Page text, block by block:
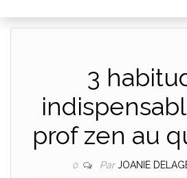
3
prof zen au
0 ParJOANIE